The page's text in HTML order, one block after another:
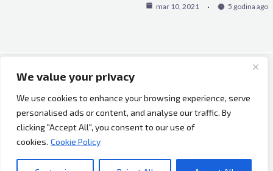
We value your privacy
We use cookies to enhance your browsing experience, serve
personalised ads or content, and analyse our traffic. By
clicking "Accept All", you consent to our use of
cookies. Cookie Policy
mar 10, 2021 5 godina ago
Copyright © 2026 Bh Dijaspora.
O nama
Marketing
Uslovi korištenja